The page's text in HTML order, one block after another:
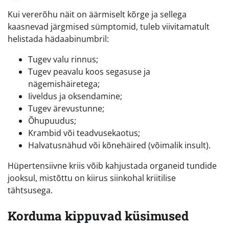
Kui vererõhu näit on äärmiselt kõrge ja sellega
kaasnevad järgmised sümptomid, tuleb viivitamatult
helistada hädaabinumbril:
Tugev valu rinnus;
Tugev peavalu koos segasuse ja
nägemishäiretega;
Iiveldus ja oksendamine;
Tugev ärevustunne;
Õhupuudus;
Krambid või teadvusekaotus;
Halvatusnähud või kõnehäired (võimalik insult).
Hüpertensiivne kriis võib kahjustada organeid tundide
jooksul, mistõttu on kiirus siinkohal kriitilise
tähtsusega.
Korduma kippuvad küsimused